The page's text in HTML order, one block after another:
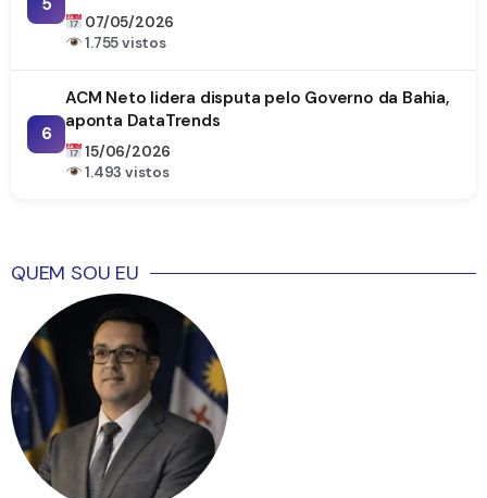
5
07/05/2026
1.755 vistos
6
ACM Neto lidera disputa pelo Governo da Bahia,
aponta DataTrends
15/06/2026
1.493 vistos
QUEM SOU EU